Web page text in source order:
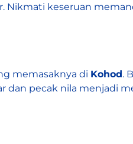
Nikmati keseruan
memasaknya di Kohod.
dan pecak nila menjadi